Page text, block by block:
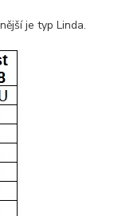
je typ Linda.